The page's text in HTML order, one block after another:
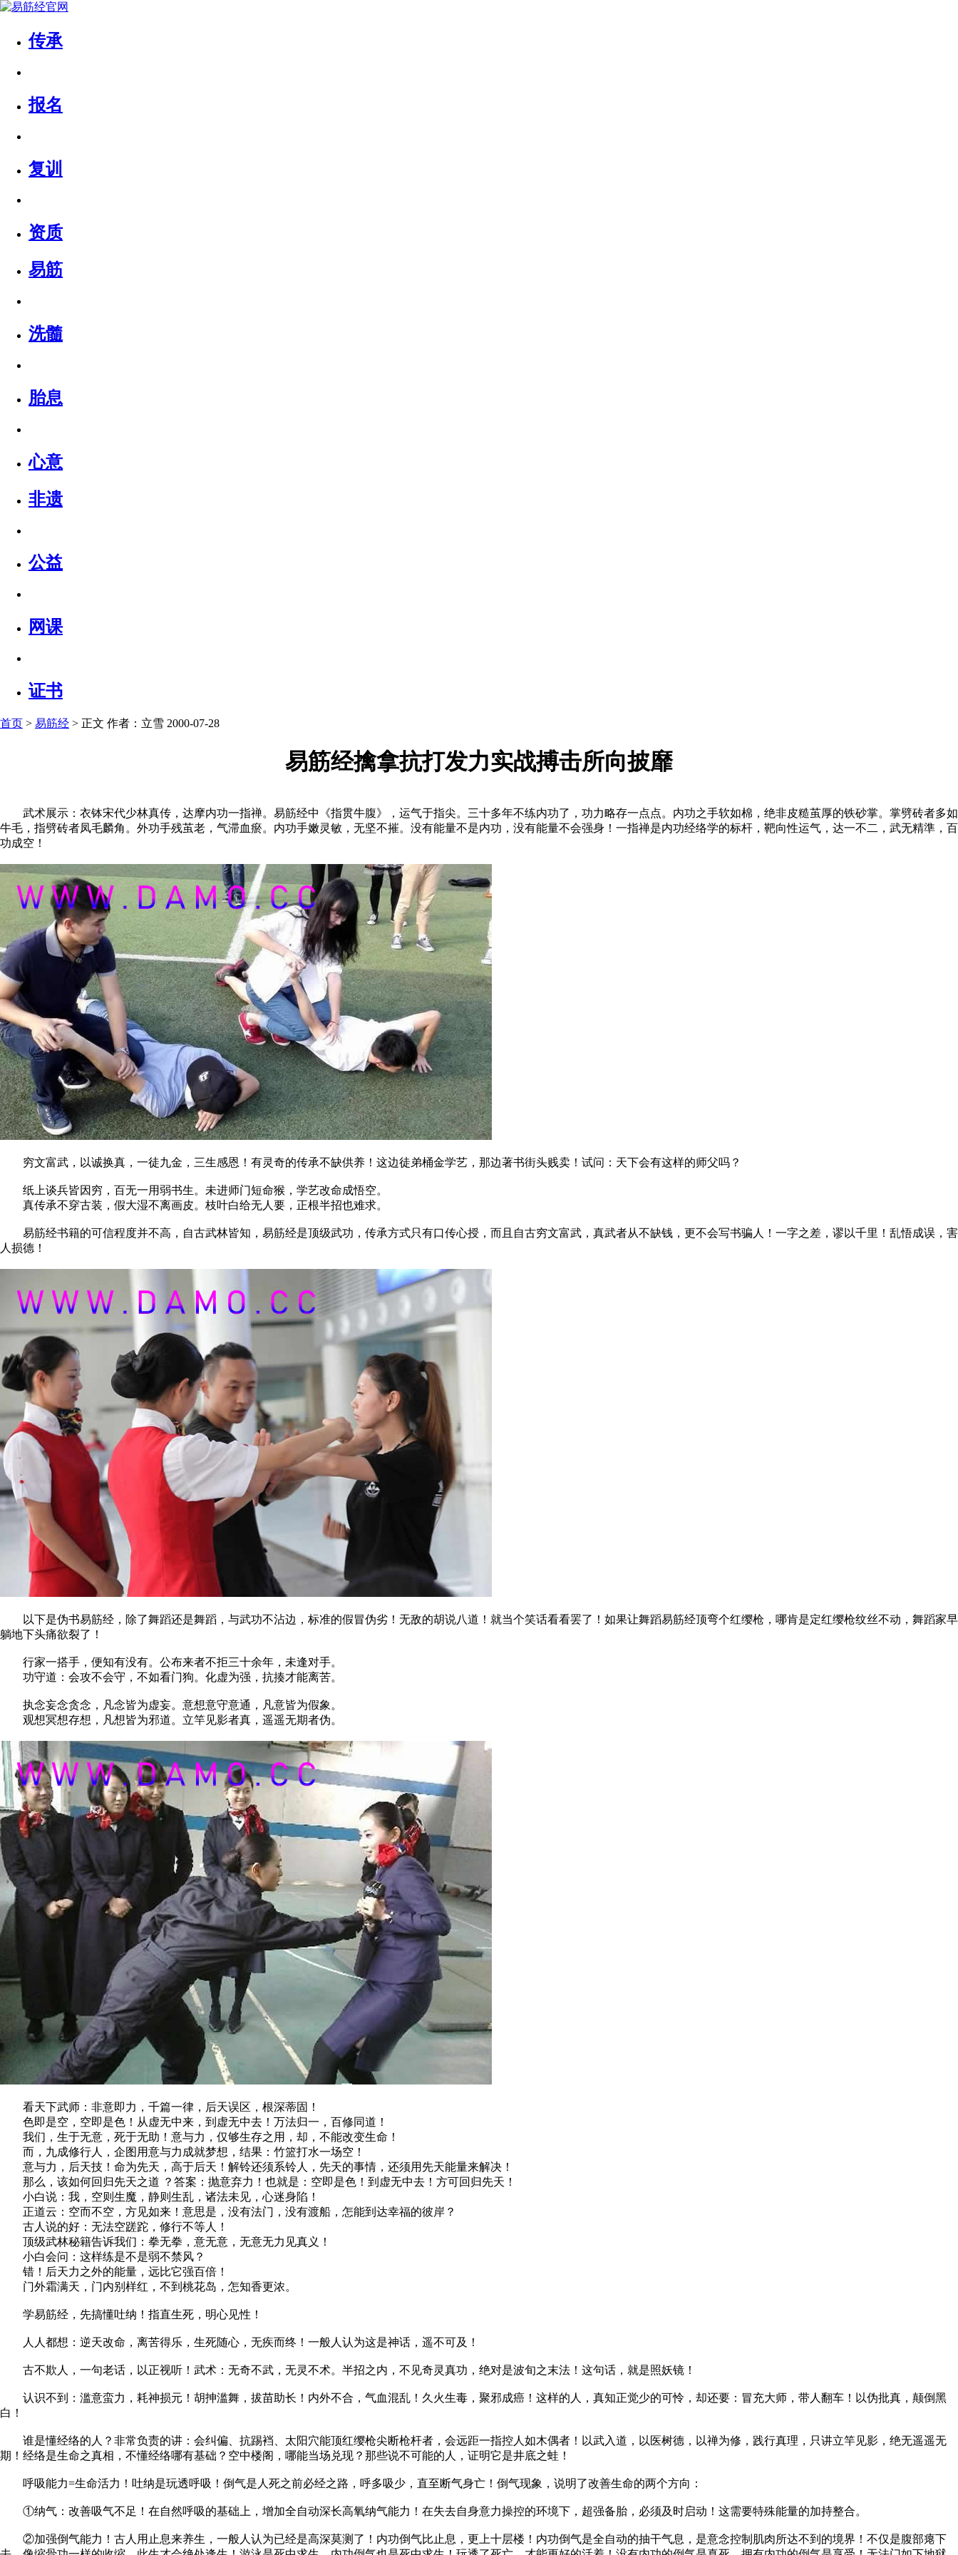
传承
报名
复训
资质
易筋
洗髓
胎息
心意
非遗
公益
网课
证书
首页 > 易筋经 > 正文 作者：立雪 2000-07-28
易筋经擒拿抗打发力实战搏击所向披靡
武术展示：衣钵宋代少林真传，达摩内功一指禅。易筋经中《指贯牛腹》，运气于指尖。三十多年不练内功了，功力略存一点点。内功之手软如棉，绝非皮糙茧厚的铁砂掌。掌劈砖者多如
牛毛，指劈砖者凤毛麟角。外功手残茧老，气滞血瘀。内功手嫩灵敏，无坚不摧。没有能量不是内功，没有能量不会强身！一指禅是内功经络学的标杆，靶向性运气，达一不二，武无精準，百
功成空！
穷文富武，以诚换真，一徒九金，三生感恩！有灵奇的传承不缺供养！这边徒弟桶金学艺，那边著书街头贱卖！试问：天下会有这样的师父吗？
纸上谈兵皆因穷，百无一用弱书生。未进师门短命猴，学艺改命成悟空。
真传承不穿古装，假大湿不离画皮。枝叶白给无人要，正根半招也难求。
易筋经书籍的可信程度并不高，自古武林皆知，易筋经是顶级武功，传承方式只有口传心授，而且自古穷文富武，真武者从不缺钱，更不会写书骗人！一字之差，谬以千里！乱悟成误，害
人损德！
以下是伪书易筋经，除了舞蹈还是舞蹈，与武功不沾边，标准的假冒伪劣！无敌的胡说八道！就当个笑话看看罢了！如果让舞蹈易筋经顶弯个红缨枪，哪肯是定红缨枪纹丝不动，舞蹈家早
躺地下头痛欲裂了！
行家一搭手，便知有没有。公布来者不拒三十余年，未逢对手。
功守道：会攻不会守，不如看门狗。化虚为强，抗揍才能离苦。
执念妄念贪念，凡念皆为虚妄。意想意守意通，凡意皆为假象。
观想冥想存想，凡想皆为邪道。立竿见影者真，遥遥无期者伪。
看天下武师：非意即力，千篇一律，后天误区，根深蒂固！
色即是空，空即是色！从虚无中来，到虚无中去！万法归一，百修同道！
我们，生于无意，死于无助！意与力，仅够生存之用，却，不能改变生命！
而，九成修行人，企图用意与力成就梦想，结果：竹篮打水一场空！
意与力，后天技！命为先天，高于后天！解铃还须系铃人，先天的事情，还须用先天能量来解决！
那么，该如何回归先天之道 ？答案：抛意弃力！也就是：空即是色！到虚无中去！方可回归先天！
小白说：我，空则生魔，静则生乱，诸法未见，心迷身陷！
正道云：空而不空，方见如来！意思是，没有法门，没有渡船，怎能到达幸福的彼岸？
古人说的好：无法空蹉跎，修行不等人！
顶级武林秘籍告诉我们：拳无拳，意无意，无意无力见真义！
小白会问：这样练是不是弱不禁风？
错！后天力之外的能量，远比它强百倍！
门外霜满天，门内别样红，不到桃花岛，怎知香更浓。
学易筋经，先搞懂吐纳！指直生死，明心见性！
人人都想：逆天改命，离苦得乐，生死随心，无疾而终！一般人认为这是神话，遥不可及！
古不欺人，一句老话，以正视听！武术：无奇不武，无灵不术。半招之内，不见奇灵真功，绝对是波旬之末法！这句话，就是照妖镜！
认识不到：滥意蛮力，耗神损元！胡抻滥舞，拔苗助长！内外不合，气血混乱！久火生毒，聚邪成癌！这样的人，真知正觉少的可怜，却还要：冒充大师，带人翻车！以伪批真，颠倒黑
白！
谁是懂经络的人？非常负责的讲：会纠偏、抗踢裆、太阳穴能顶红缨枪尖断枪杆者，会远距一指控人如木偶者！以武入道，以医树德，以禅为修，践行真理，只讲立竿见影，绝无遥遥无
期！经络是生命之真相，不懂经络哪有基础？空中楼阁，哪能当场兑现？那些说不可能的人，证明它是井底之蛙！
呼吸能力=生命活力！吐纳是玩透呼吸！倒气是人死之前必经之路，呼多吸少，直至断气身亡！倒气现象，说明了改善生命的两个方向：
①纳气：改善吸气不足！在自然呼吸的基础上，增加全自动深长高氧纳气能力！在失去自身意力操控的环境下，超强备胎，必须及时启动！这需要特殊能量的加持整合。
②加强倒气能力！古人用止息来养生，一般人认为已经是高深莫测了！内功倒气比止息，更上十层楼！内功倒气是全自动的抽干气息，是意念控制肌肉所达不到的境界！不仅是腹部瘪下